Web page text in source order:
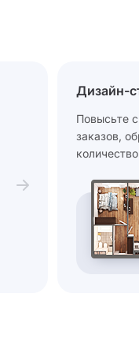
Дизайн-
Повысьте
заказов,